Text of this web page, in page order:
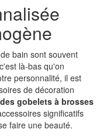
bain sont souvent
là-bas qu'on
personnalité, il est
de décoration
gobelets à brosses
significatifs
faire une beauté.